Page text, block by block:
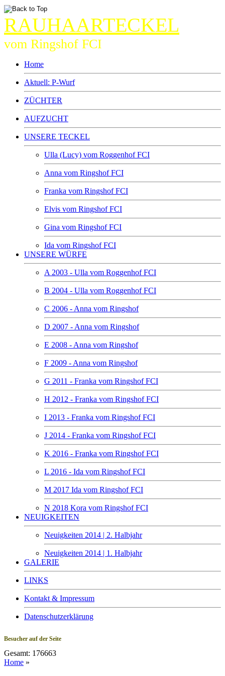
RAUHAARTECKEL
vom Ringshof FCI
Home
Aktuell: P-Wurf
ZÜCHTER
AUFZUCHT
UNSERE TECKEL
Ulla (Lucy) vom Roggenhof FCI
Anna vom Ringshof FCI
Franka vom Ringshof FCI
Elvis vom Ringshof FCI
Gina vom Ringshof FCI
Ida vom Ringshof FCI
UNSERE WÜRFE
A 2003 - Ulla vom Roggenhof FCI
B 2004 - Ulla vom Roggenhof FCI
C 2006 - Anna vom Ringshof
D 2007 - Anna vom Ringshof
E 2008 - Anna vom Ringshof
F 2009 - Anna vom Ringshof
G 2011 - Franka vom Ringshof FCI
H 2012 - Franka vom Ringshof FCI
I 2013 - Franka vom Ringshof FCI
J 2014 - Franka vom Ringshof FCI
K 2016 - Franka vom Ringshof FCI
L 2016 - Ida vom Ringshof FCI
M 2017 Ida vom Ringshof FCI
N 2018 Kora vom Ringshof FCI
NEUIGKEITEN
Neuigkeiten 2014 | 2. Halbjahr
Neuigkeiten 2014 | 1. Halbjahr
GALERIE
LINKS
Kontakt & Impressum
Datenschutzerklärung
Besucher auf der Seite
Gesamt: 176663
Home »